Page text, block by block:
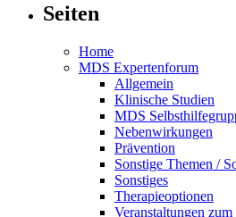
Seiten
Home
MDS Expertenforum
Allgemein
Klinische Studien
MDS
Nebenwirkungen
Prävention
Sonstige Themen /
Sonstiges
Therapieoptionen
Veranstaltungen